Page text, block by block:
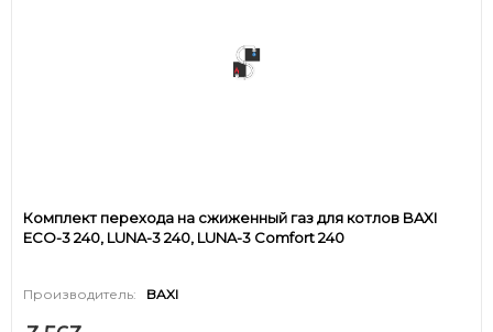
Комплект перехода на сжиженный газ для котлов BAXI
ECO-3 240, LUNA-3 240, LUNA-3 Comfort 240
Производитель: BAXI